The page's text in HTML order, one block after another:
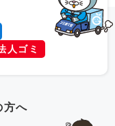
人ゴミ
方へ